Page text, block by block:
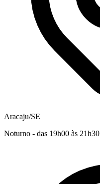
Aracaju/SE
Noturno - das 19h00 às 21h30